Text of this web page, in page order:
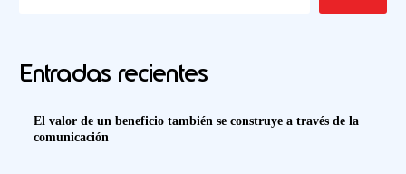
Entradas recientes
El valor de un beneficio también se construye a través de la
comunicación